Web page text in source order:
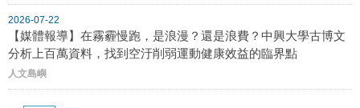
2026-07-22
【媒體報導】在霧霾慢跑，是浪漫？還是浪費？中興大學古博文
分析上百萬資料，找到空汙削弱運動健康效益的臨界點
人文島嶼